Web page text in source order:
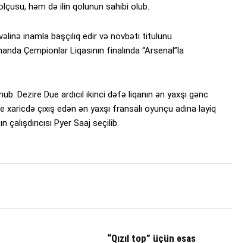
həm də ilin qolunun sahibi olub.
inamla başçılıq edir və növbəti titulunu
Çempionlar Liqasının finalında “Arsenal”la
Dezire Due ardıcıl ikinci dəfə liqanın ən yaxşı gənc
çıxış edən ən yaxşı fransalı oyunçu adına layiq
Pyer Saaj seçilib.
“Qızıl top” üçün əsas